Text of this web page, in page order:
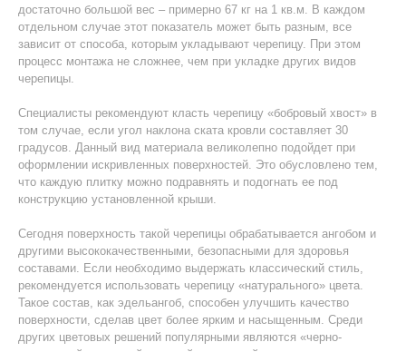
достаточно большой вес – примерно 67 кг на 1 кв.м. В каждом
отдельном случае этот показатель может быть разным, все
зависит от способа, которым укладывают черепицу. При этом
процесс монтажа не сложнее, чем при укладке других видов
черепицы.
Специалисты рекомендуют класть черепицу «бобровый хвост» в
том случае, если угол наклона ската кровли составляет 30
градусов. Данный вид материала великолепно подойдет при
оформлении искривленных поверхностей. Это обусловлено тем,
что каждую плитку можно подравнять и подогнать ее под
конструкцию установленной крыши.
Сегодня поверхность такой черепицы обрабатывается ангобом и
другими высококачественными, безопасными для здоровья
составами. Если необходимо выдержать классический стиль,
рекомендуется использовать черепицу «натурального» цвета.
Такое состав, как эдельангоб, способен улучшить качество
поверхности, сделав цвет более ярким и насыщенным. Среди
других цветовых решений популярными являются «черно-